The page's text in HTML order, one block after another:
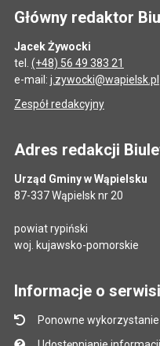
Główny redaktor
Jacek Żywocki
tel. (+48) 56 49 383 21
e-mail: j.zywocki@wapielsk.pl
Zespół redakcyjny
Adres redakcji
Urząd Gminy w Wąpielsku
87-337 Wąpielsk nr 20
powiat rypiński
woj. kujawsko-pomorskie
Informacje o
Ponowne wykorzystanie